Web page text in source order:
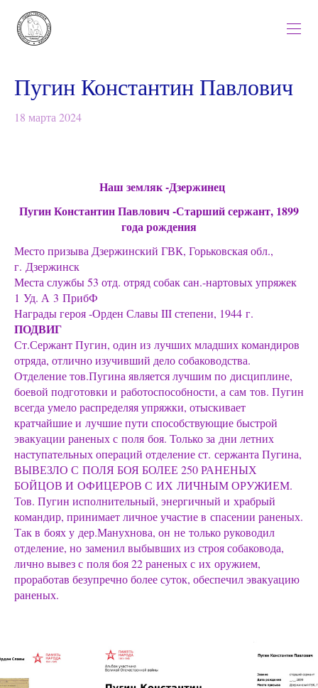
Пугин Константин Павлович
18 марта 2024
Наш земляк -Дзержинец
Пугин Константин Павлович -Старший сержант, 1899
года рождения
Место призыва Дзержинский ГВК, Горьковская обл.,
г. Дзержинск
Места службы 53 отд. отряд собак сан.-нартовых упряжек
1 Уд. А 3 ПрибФ
Награды героя -Орден Славы III степени, 1944 г.
ПОДВИГ
Ст.Сержант Пугин, один из лучших младших командиров
отряда, отлично изучивший дело собаководства.
Отделение тов.Пугина является лучшим по дисциплине,
боевой подготовки и работоспособности, а сам тов. Пугин
всегда умело распределяя упряжки, отыскивает
кратчайшие и лучшие пути способствующие быстрой
эвакуации раненых с поля боя. Только за дни летних
наступательных операций отделение ст. сержанта Пугина,
ВЫВЕЗЛО С ПОЛЯ БОЯ БОЛЕЕ 250 РАНЕНЫХ
БОЙЦОВ И ОФИЦЕРОВ С ИХ ЛИЧНЫМ ОРУЖИЕМ.
Тов. Пугин исполнительный, энергичный и храбрый
командир, принимает личное участие в спасении раненых.
Так в боях у дер.Манухнова, он не только руководил
отделение, но заменил выбывших из строя собаковода,
лично вывез с поля боя 22 раненых с их оружием,
проработав безупречно более суток, обеспечил эвакуацию
раненых.